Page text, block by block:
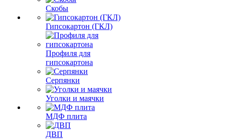
Скобы
Гипсокартон (ГКЛ)
Профиля для
гипсокартона
Серпянки
Уголки и маячки
МДФ плита
ДВП